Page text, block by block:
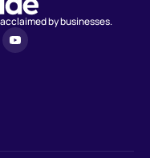
by businesses.